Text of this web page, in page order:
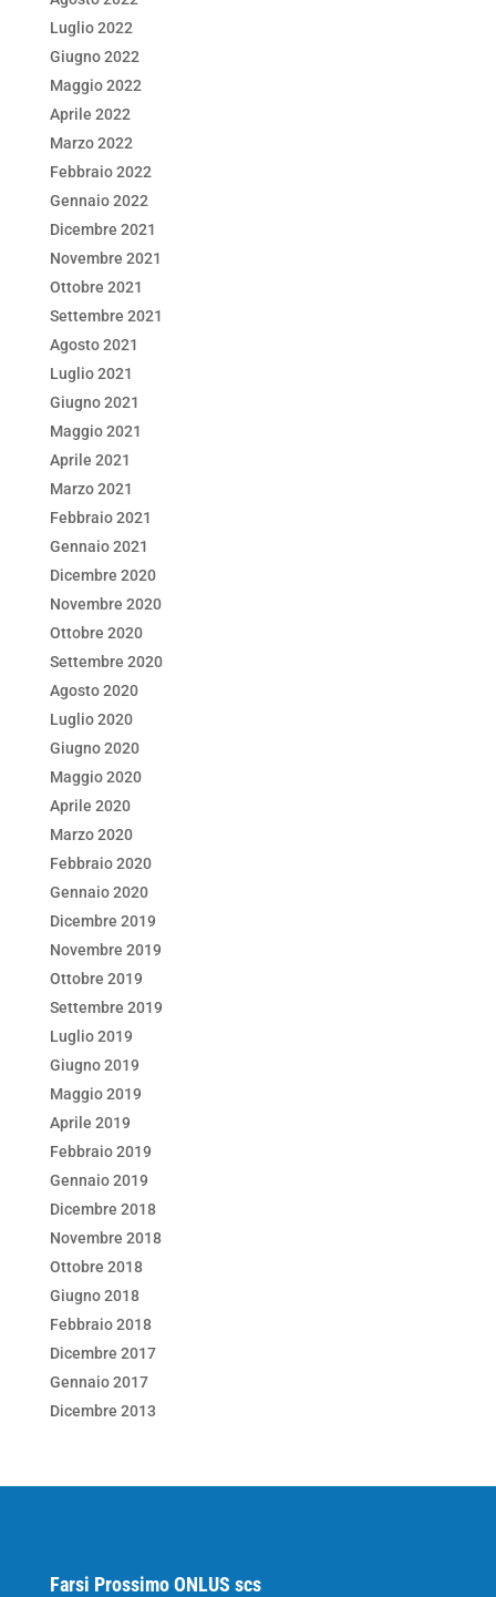
Luglio 2022
Giugno 2022
Maggio 2022
Aprile 2022
Marzo 2022
Febbraio 2022
Gennaio 2022
Dicembre 2021
Novembre 2021
Ottobre 2021
Settembre 2021
Agosto 2021
Luglio 2021
Giugno 2021
Maggio 2021
Aprile 2021
Marzo 2021
Febbraio 2021
Gennaio 2021
Dicembre 2020
Novembre 2020
Ottobre 2020
Settembre 2020
Agosto 2020
Luglio 2020
Giugno 2020
Maggio 2020
Aprile 2020
Marzo 2020
Febbraio 2020
Gennaio 2020
Dicembre 2019
Novembre 2019
Ottobre 2019
Settembre 2019
Luglio 2019
Giugno 2019
Maggio 2019
Aprile 2019
Febbraio 2019
Gennaio 2019
Dicembre 2018
Novembre 2018
Ottobre 2018
Giugno 2018
Febbraio 2018
Dicembre 2017
Gennaio 2017
Dicembre 2013
Farsi Prossimo ONLUS scs